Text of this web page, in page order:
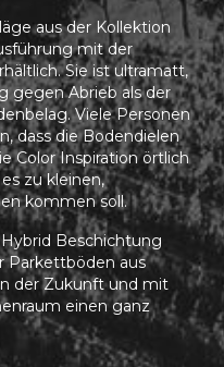
aus der Kollektion
mit der
Sie ist ultramatt,
gegen Abrieb als der
Viele Personen
dass die Bodendielen
Color Inspiration örtlich
zu kleinen,
kommen soll.
Beschichtung
Parkettböden aus
der Zukunft und mit
einen ganz